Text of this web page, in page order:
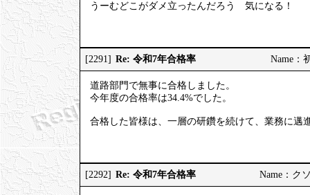
うーむどこがダメ立ったんだろう 気になる！
[2291] Re: 令和7年合格率 Name：
道路部門で無事に合格しました。
今年度の合格率は34.4%でした。
合格した皆様は、一層の研鑽を続けて、業務に邁
[2292] Re: 令和7年合格率 Name：ク